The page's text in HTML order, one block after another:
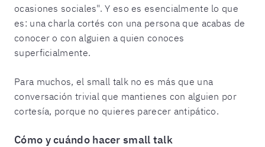
ocasiones sociales". Y eso es esencialmente lo que
es: una charla cortés con una persona que acabas de
conocer o con alguien a quien conoces
superficialmente.
Para muchos, el small talk no es más que una
conversación trivial que mantienes con alguien por
cortesía, porque no quieres parecer antipático.
Cómo y cuándo hacer small talk